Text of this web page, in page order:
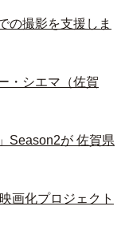
の撮影を支援しま
・シエマ（佐賀
Season2が 佐賀県
画化プロジェクト